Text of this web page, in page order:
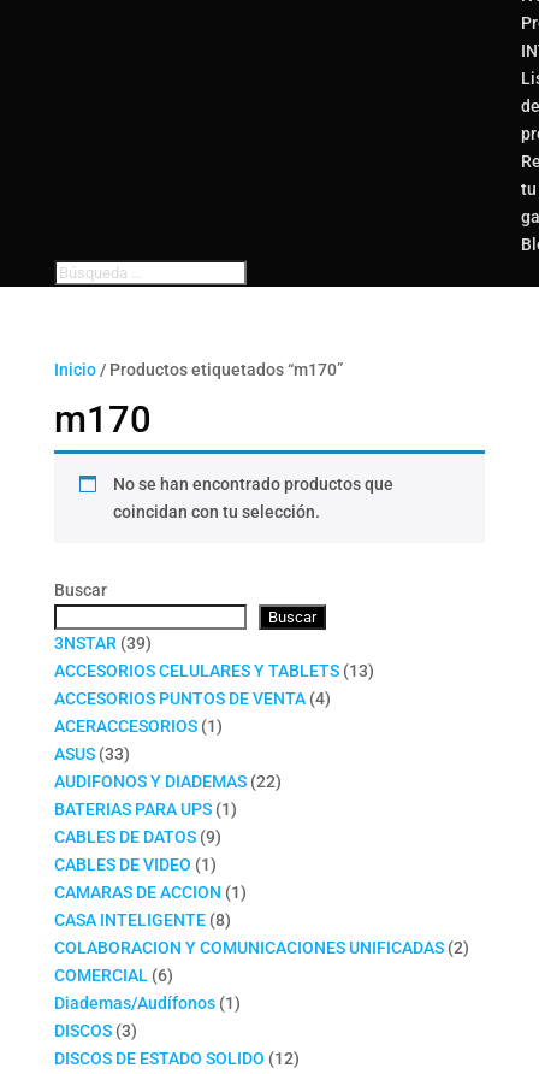
de
tu
Inicio/ Productos etiquetados “m170”
m170
No se han encontrado productos que
coincidan con tu selección.
Buscar
Buscar
3NSTAR 3939
productos
ACCESORIOS CELULARES Y TABLETS 1313
ACCESORIOS PUNTOS DE VENTA 44
ACERACCESORIOS 11
ASUS 3333
productos
AUDIFONOS Y DIADEMAS 2222
BATERIAS PARA UPS 11
CABLES DE DATOS 99
productos
CABLES DE VIDEO 11
producto
CAMARAS DE ACCION 11
CASA INTELIGENTE 88
productos
COLABORACION Y COMUNICACIONES UNIFICADAS 22
COMERCIAL 66
productos
Diademas/Audífonos 11
DISCOS 33
productos
DISCOS DE ESTADO SOLIDO 1212